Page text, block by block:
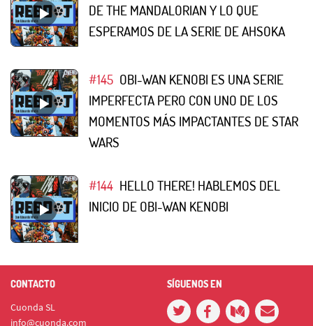
DE THE MANDALORIAN Y LO QUE
ESPERAMOS DE LA SERIE DE AHSOKA
#145 OBI-WAN KENOBI ES UNA SERIE
IMPERFECTA PERO CON UNO DE LOS
MOMENTOS MÁS IMPACTANTES DE STAR
WARS
#144 HELLO THERE! HABLEMOS DEL
INICIO DE OBI-WAN KENOBI
CONTACTO
Cuonda SL
info@cuonda.com
SÍGUENOS EN